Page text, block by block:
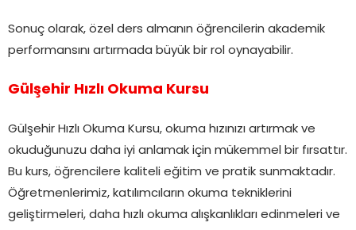
Sonuç olarak, özel ders almanın öğrencilerin akademik
performansını artırmada büyük bir rol oynayabilir.
Gülşehir Hızlı Okuma Kursu
Gülşehir Hızlı Okuma Kursu, okuma hızınızı artırmak ve
okuduğunuzu daha iyi anlamak için mükemmel bir fırsattır.
Bu kurs, öğrencilere kaliteli eğitim ve pratik sunmaktadır.
Öğretmenlerimiz, katılımcıların okuma tekniklerini
geliştirmeleri, daha hızlı okuma alışkanlıkları edinmeleri ve